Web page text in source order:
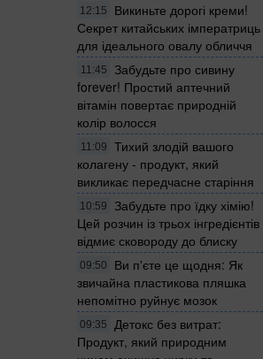
12:15
Викиньте дорогі креми!
Секрет китайських імператриць
для ідеального овалу обличчя
11:45
Забудьте про сивину
forever! Простий аптечний
вітамін повертає природній
колір волосся
11:09
Тихий злодій вашого
колагену - продукт, який
викликає передчасне старіння
10:59
Забудьте про їдку хімію!
Цей розчин із трьох інгредієнтів
відмиє сковороду до блиску
09:50
Ви п'єте це щодня: Як
звичайна пластикова пляшка
непомітно руйнує мозок
09:35
Детокс без витрат:
Продукт, який природним